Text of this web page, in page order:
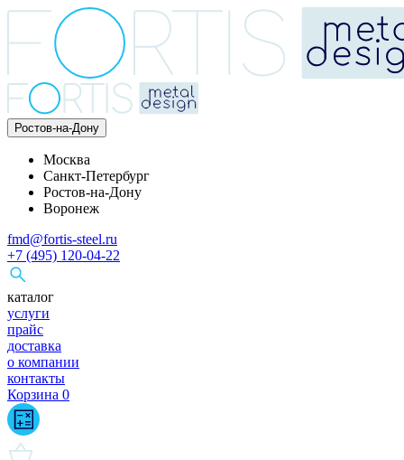
Ростов-на-Дону
Москва
Санкт-Петербург
Ростов-на-Дону
Воронеж
fmd@fortis-steel.ru
+7 (495) 120-04-22
каталог
услуги
прайс
доставка
о компании
контакты
Корзина 0